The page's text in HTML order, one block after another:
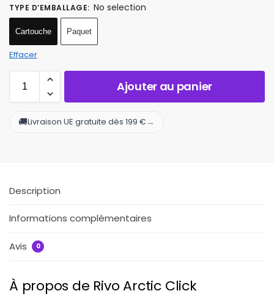
TYPE D’EMBALLAGE: No selection
Cartouche Paquet
Effacer
Ajouter au panier
🚚Livraison UE gratuite dès 199 € →
Description
Informations complémentaires
Avis 0
À propos de Rivo Arctic Click